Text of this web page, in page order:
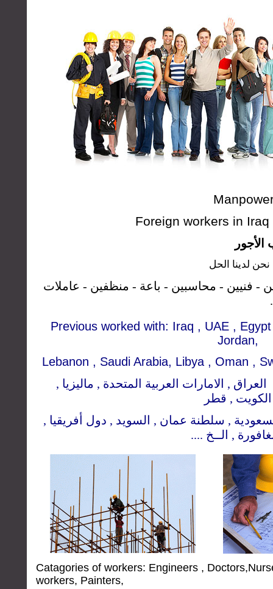
Foreign workers in
لدينا الحل
- فنيين - محاسبين - باعة - منظفين - عاملات
Previous worked with: Iraq , UAE ,
Jordan,
Lebanon , Saudi Arabia, Libya , Oman ,
, الامارات العربية المتحدة , ماليزيا ,
الكويت , قطر
, سلطنة عمان , السويد , دول أفريقيا ,
, الــخ ....
Catagories of workers: Engineers ,
workers, Painters,